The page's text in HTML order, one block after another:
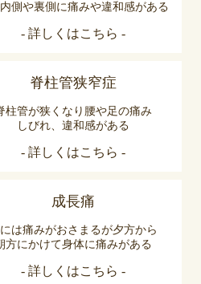
側や裏側に痛みや違和感がある
- 詳しくはこちら -
脊柱管狭窄症
柱管が狭くなり腰や足の痛み
しびれ、違和感がある
- 詳しくはこちら -
成長痛
は痛みがおさまるが夕方から
方にかけて身体に痛みがある
- 詳しくはこちら -